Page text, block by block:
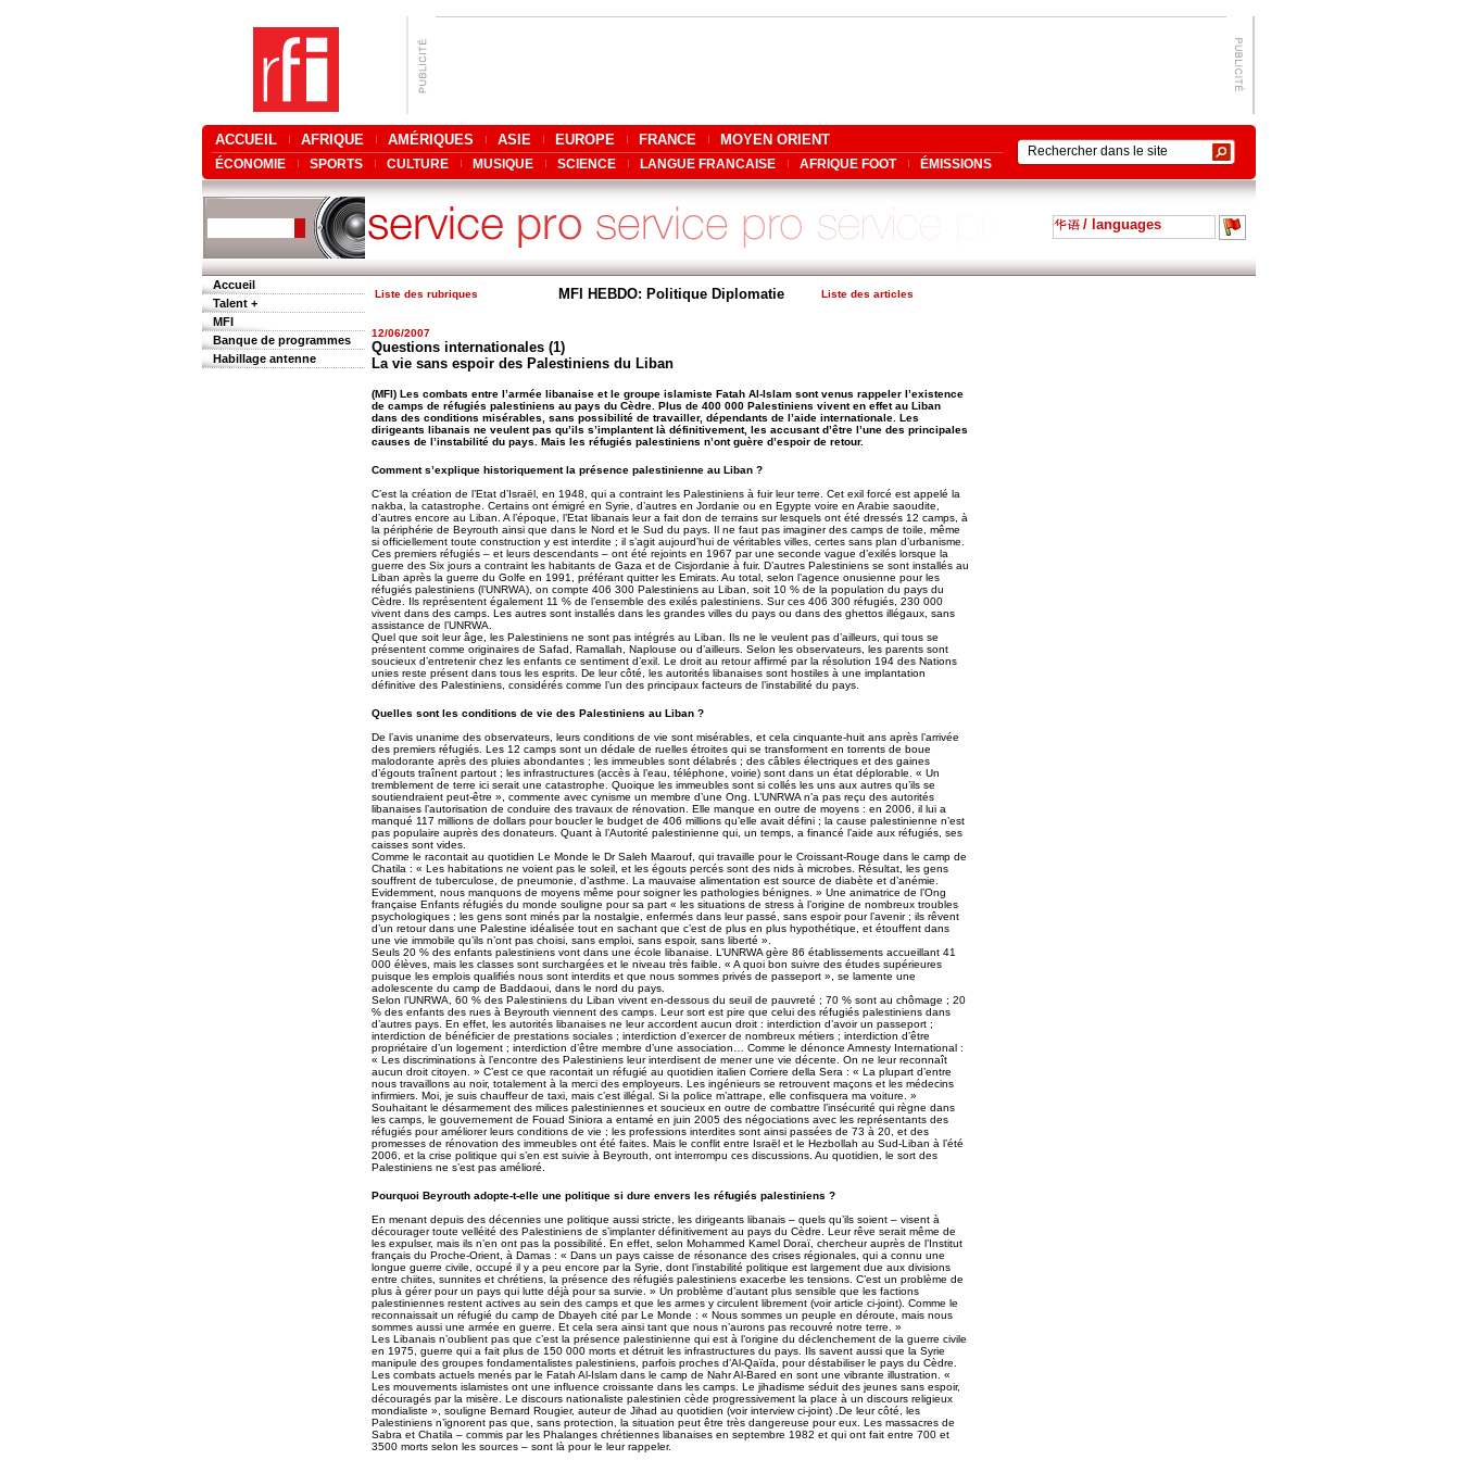
ACCUEIL AFRIQUE AMÉRIQUES ASIE EUROPE FRANCE MOYEN ORIENT
ÉCONOMIE SPORTS CULTURE MUSIQUE SCIENCE LANGUE FRANCAISE AFRIQUE FOOT ÉMISSIONS
/ languages
Accueil
Talent +
MFI
Banque de programmes
Habillage antenne
Liste des rubriques MFI HEBDO: Politique Diplomatie Liste des articles
12/06/2007
Questions internationales (1)
La vie sans espoir des Palestiniens du Liban
(MFI) Les combats entre l’armée libanaise et le groupe islamiste Fatah Al-Islam sont venus rappeler l’existence
de camps de réfugiés palestiniens au pays du Cèdre. Plus de 400 000 Palestiniens vivent en effet au Liban
dans des conditions misérables, sans possibilité de travailler, dépendants de l’aide internationale. Les
dirigeants libanais ne veulent pas qu’ils s’implantent là définitivement, les accusant d’être l’une des principales
causes de l’instabilité du pays. Mais les réfugiés palestiniens n’ont guère d’espoir de retour.
Comment s’explique historiquement la présence palestinienne au Liban ?
C’est la création de l’Etat d’Israël, en 1948, qui a contraint les Palestiniens à fuir leur terre. Cet exil forcé est appelé la
nakba, la catastrophe. Certains ont émigré en Syrie, d’autres en Jordanie ou en Egypte voire en Arabie saoudite,
d’autres encore au Liban. A l’époque, l’Etat libanais leur a fait don de terrains sur lesquels ont été dressés 12 camps, à
la périphérie de Beyrouth ainsi que dans le Nord et le Sud du pays. Il ne faut pas imaginer des camps de toile, même
si officiellement toute construction y est interdite ; il s’agit aujourd’hui de véritables villes, certes sans plan d’urbanisme.
Ces premiers réfugiés – et leurs descendants – ont été rejoints en 1967 par une seconde vague d’exilés lorsque la
guerre des Six jours a contraint les habitants de Gaza et de Cisjordanie à fuir. D’autres Palestiniens se sont installés au
Liban après la guerre du Golfe en 1991, préférant quitter les Emirats. Au total, selon l’agence onusienne pour les
réfugiés palestiniens (l’UNRWA), on compte 406 300 Palestiniens au Liban, soit 10 % de la population du pays du
Cèdre. Ils représentent également 11 % de l’ensemble des exilés palestiniens. Sur ces 406 300 réfugiés, 230 000
vivent dans des camps. Les autres sont installés dans les grandes villes du pays ou dans des ghettos illégaux, sans
assistance de l’UNRWA.
Quel que soit leur âge, les Palestiniens ne sont pas intégrés au Liban. Ils ne le veulent pas d’ailleurs, qui tous se
présentent comme originaires de Safad, Ramallah, Naplouse ou d’ailleurs. Selon les observateurs, les parents sont
soucieux d’entretenir chez les enfants ce sentiment d’exil. Le droit au retour affirmé par la résolution 194 des Nations
unies reste présent dans tous les esprits. De leur côté, les autorités libanaises sont hostiles à une implantation
définitive des Palestiniens, considérés comme l’un des principaux facteurs de l’instabilité du pays.
Quelles sont les conditions de vie des Palestiniens au Liban ?
De l’avis unanime des observateurs, leurs conditions de vie sont misérables, et cela cinquante-huit ans après l’arrivée
des premiers réfugiés. Les 12 camps sont un dédale de ruelles étroites qui se transforment en torrents de boue
malodorante après des pluies abondantes ; les immeubles sont délabrés ; des câbles électriques et des gaines
d’égouts traînent partout ; les infrastructures (accès à l’eau, téléphone, voirie) sont dans un état déplorable. « Un
tremblement de terre ici serait une catastrophe. Quoique les immeubles sont si collés les uns aux autres qu’ils se
soutiendraient peut-être », commente avec cynisme un membre d’une Ong. L’UNRWA n’a pas reçu des autorités
libanaises l’autorisation de conduire des travaux de rénovation. Elle manque en outre de moyens : en 2006, il lui a
manqué 117 millions de dollars pour boucler le budget de 406 millions qu’elle avait défini ; la cause palestinienne n’est
pas populaire auprès des donateurs. Quant à l’Autorité palestinienne qui, un temps, a financé l’aide aux réfugiés, ses
caisses sont vides.
Comme le racontait au quotidien Le Monde le Dr Saleh Maarouf, qui travaille pour le Croissant-Rouge dans le camp de
Chatila : « Les habitations ne voient pas le soleil, et les égouts percés sont des nids à microbes. Résultat, les gens
souffrent de tuberculose, de pneumonie, d’asthme. La mauvaise alimentation est source de diabète et d’anémie.
Evidemment, nous manquons de moyens même pour soigner les pathologies bénignes. » Une animatrice de l’Ong
française Enfants réfugiés du monde souligne pour sa part « les situations de stress à l’origine de nombreux troubles
psychologiques ; les gens sont minés par la nostalgie, enfermés dans leur passé, sans espoir pour l’avenir ; ils rêvent
d’un retour dans une Palestine idéalisée tout en sachant que c’est de plus en plus hypothétique, et étouffent dans
une vie immobile qu’ils n’ont pas choisi, sans emploi, sans espoir, sans liberté ».
Seuls 20 % des enfants palestiniens vont dans une école libanaise. L’UNRWA gère 86 établissements accueillant 41
000 élèves, mais les classes sont surchargées et le niveau très faible. « A quoi bon suivre des études supérieures
puisque les emplois qualifiés nous sont interdits et que nous sommes privés de passeport », se lamente une
adolescente du camp de Baddaoui, dans le nord du pays.
Selon l’UNRWA, 60 % des Palestiniens du Liban vivent en-dessous du seuil de pauvreté ; 70 % sont au chômage ; 20
% des enfants des rues à Beyrouth viennent des camps. Leur sort est pire que celui des réfugiés palestiniens dans
d’autres pays. En effet, les autorités libanaises ne leur accordent aucun droit : interdiction d’avoir un passeport ;
interdiction de bénéficier de prestations sociales ; interdiction d’exercer de nombreux métiers ; interdiction d’être
propriétaire d’un logement ; interdiction d’être membre d’une association… Comme le dénonce Amnesty International :
« Les discriminations à l’encontre des Palestiniens leur interdisent de mener une vie décente. On ne leur reconnaît
aucun droit citoyen. » C’est ce que racontait un réfugié au quotidien italien Corriere della Sera : « La plupart d’entre
nous travaillons au noir, totalement à la merci des employeurs. Les ingénieurs se retrouvent maçons et les médecins
infirmiers. Moi, je suis chauffeur de taxi, mais c’est illégal. Si la police m’attrape, elle confisquera ma voiture. »
Souhaitant le désarmement des milices palestiniennes et soucieux en outre de combattre l’insécurité qui règne dans
les camps, le gouvernement de Fouad Siniora a entamé en juin 2005 des négociations avec les représentants des
réfugiés pour améliorer leurs conditions de vie ; les professions interdites sont ainsi passées de 73 à 20, et des
promesses de rénovation des immeubles ont été faites. Mais le conflit entre Israël et le Hezbollah au Sud-Liban à l’été
2006, et la crise politique qui s’en est suivie à Beyrouth, ont interrompu ces discussions. Au quotidien, le sort des
Palestiniens ne s’est pas amélioré.
Pourquoi Beyrouth adopte-t-elle une politique si dure envers les réfugiés palestiniens ?
En menant depuis des décennies une politique aussi stricte, les dirigeants libanais – quels qu’ils soient – visent à
décourager toute velléité des Palestiniens de s’implanter définitivement au pays du Cèdre. Leur rêve serait même de
les expulser, mais ils n’en ont pas la possibilité. En effet, selon Mohammed Kamel Doraï, chercheur auprès de l’Institut
français du Proche-Orient, à Damas : « Dans un pays caisse de résonance des crises régionales, qui a connu une
longue guerre civile, occupé il y a peu encore par la Syrie, dont l’instabilité politique est largement due aux divisions
entre chiites, sunnites et chrétiens, la présence des réfugiés palestiniens exacerbe les tensions. C’est un problème de
plus à gérer pour un pays qui lutte déjà pour sa survie. » Un problème d’autant plus sensible que les factions
palestiniennes restent actives au sein des camps et que les armes y circulent librement (voir article ci-joint). Comme le
reconnaissait un réfugié du camp de Dbayeh cité par Le Monde : « Nous sommes un peuple en déroute, mais nous
sommes aussi une armée en guerre. Et cela sera ainsi tant que nous n’aurons pas recouvré notre terre. »
Les Libanais n’oublient pas que c’est la présence palestinienne qui est à l’origine du déclenchement de la guerre civile
en 1975, guerre qui a fait plus de 150 000 morts et détruit les infrastructures du pays. Ils savent aussi que la Syrie
manipule des groupes fondamentalistes palestiniens, parfois proches d’Al-Qaïda, pour déstabiliser le pays du Cèdre.
Les combats actuels menés par le Fatah Al-Islam dans le camp de Nahr Al-Bared en sont une vibrante illustration. «
Les mouvements islamistes ont une influence croissante dans les camps. Le jihadisme séduit des jeunes sans espoir,
découragés par la misère. Le discours nationaliste palestinien cède progressivement la place à un discours religieux
mondialiste », souligne Bernard Rougier, auteur de Jihad au quotidien (voir interview ci-joint) .De leur côté, les
Palestiniens n’ignorent pas que, sans protection, la situation peut être très dangereuse pour eux. Les massacres de
Sabra et Chatila – commis par les Phalanges chrétiennes libanaises en septembre 1982 et qui ont fait entre 700 et
3500 morts selon les sources – sont là pour le leur rappeler.